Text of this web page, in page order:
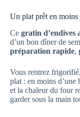
Un plat prêt en moins
Ce gratin d’endives
d’un bon dîner de
préparation rapide,
Vous rentrez
plat : en moins d’une
et la chaleur du four
garder sous la main